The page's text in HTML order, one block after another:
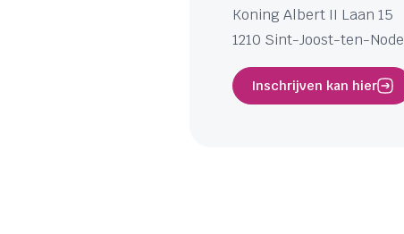
Koning Albert II Laan 15
1210 Sint-Joost-ten-Node
Inschrijven kan hier